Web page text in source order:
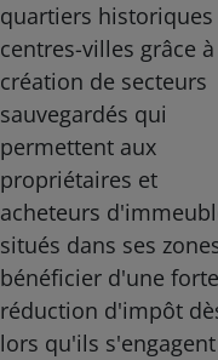
quartiers historiques
centres-villes grâce
création de secteurs
sauvegardés qui
permettent aux
propriétaires et
acheteurs
situés dans ses
bénéficier d'une forte
réduction d'impôt
lors qu'ils s'engagent